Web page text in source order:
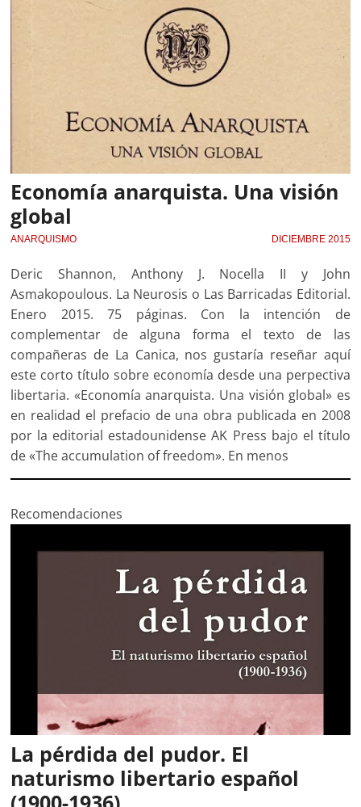
Economía anarquista. Una visión
global
ANARQUISMO DICIEMBRE 2015
Deric Shannon, Anthony J. Nocella II y John
Asmakopoulous. La Neurosis o Las Barricadas Editorial.
Enero 2015. 75 páginas. Con la intención de
complementar de alguna forma el texto de las
compañeras de La Canica, nos gustaría reseñar aquí
este corto título sobre economía desde una perpectiva
libertaria. «Economía anarquista. Una visión global» es
en realidad el prefacio de una obra publicada en 2008
por la editorial estadounidense AK Press bajo el título
de «The accumulation of freedom». En menos
Recomendaciones
La pérdida del pudor. El
naturismo libertario español